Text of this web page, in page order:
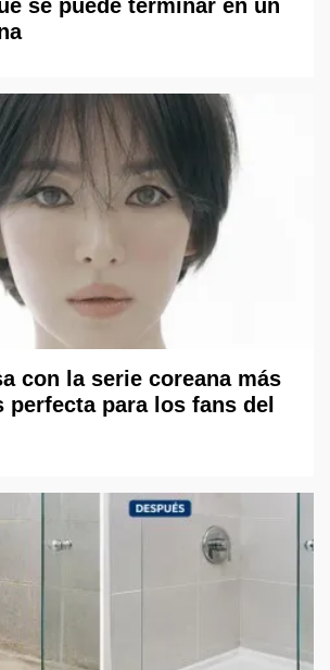
se puede terminar en un
con la serie coreana más
perfecta para los fans del